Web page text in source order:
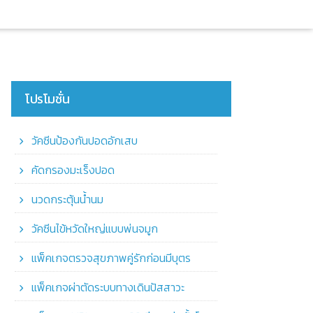
โปรโมชั่น
วัคซีนป้องกันปอดอักเสบ
คัดกรองมะเร็งปอด
นวดกระตุ้นน้ำนม
วัคซีนไข้หวัดใหญ่แบบพ่นจมูก
แพ็คเกจตรวจสุขภาพคู่รักก่อนมีบุตร
แพ็คเกจผ่าตัดระบบทางเดินปัสสาวะ